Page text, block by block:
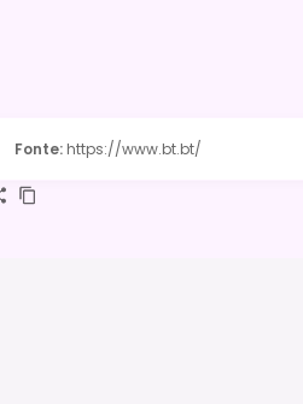
Fonte: https://www.bt.bt/